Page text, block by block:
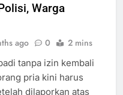
Warga
ago 0 2 mins
tanpa izin kembali
pria kini harus
dilaporkan atas